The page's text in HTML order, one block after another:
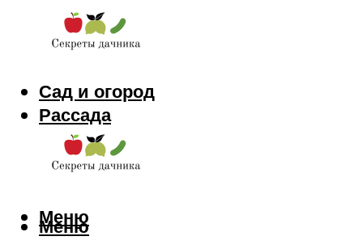
Сад и огород
Рассада
Цветы
Заготовки
Меню
Меню